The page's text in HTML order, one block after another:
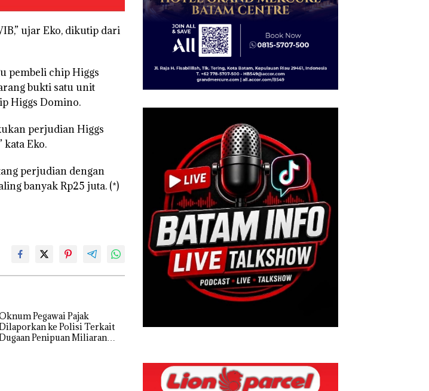
ujar Eko, dikutip dari
pembeli chip Higgs
bukti satu unit
Higgs Domino.
perjudian Higgs
Eko.
perjudian dengan
banyak Rp25 juta. (*)
Pegawai Pajak
ke Polisi Terkait
Penipuan Miliaran